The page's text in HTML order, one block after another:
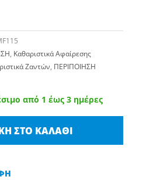
, Καθαριστικά Αφαίρεσης
Ζαντών, ΠΕΡΙΠΟΙΗΣΗ
από 1 έως 3 ημέρες
ΣΤΟ ΚΑΛΆΘΙ